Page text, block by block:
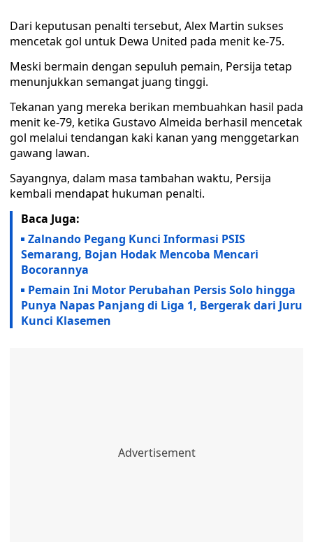
Dari keputusan penalti tersebut, Alex Martin sukses
mencetak gol untuk Dewa United pada menit ke-75.
Meski bermain dengan sepuluh pemain, Persija tetap
menunjukkan semangat juang tinggi.
Tekanan yang mereka berikan membuahkan hasil pada
menit ke-79, ketika Gustavo Almeida berhasil mencetak
gol melalui tendangan kaki kanan yang menggetarkan
gawang lawan.
Sayangnya, dalam masa tambahan waktu, Persija
kembali mendapat hukuman penalti.
Baca Juga:
Zalnando Pegang Kunci Informasi PSIS
Semarang, Bojan Hodak Mencoba Mencari
Bocorannya
Pemain Ini Motor Perubahan Persis Solo hingga
Punya Napas Panjang di Liga 1, Bergerak dari Juru
Kunci Klasemen